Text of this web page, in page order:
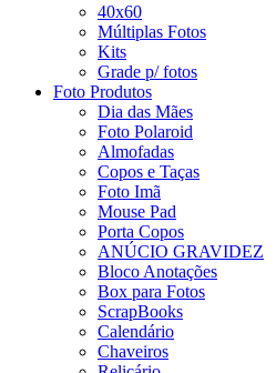
40x60
Múltiplas Fotos
Kits
Grade p/ fotos
Foto Produtos
Dia das Mães
Foto Polaroid
Almofadas
Copos e Taças
Foto Imã
Mouse Pad
Porta Copos
ANÚCIO GRAVIDEZ
Bloco Anotações
Box para Fotos
ScrapBooks
Calendário
Chaveiros